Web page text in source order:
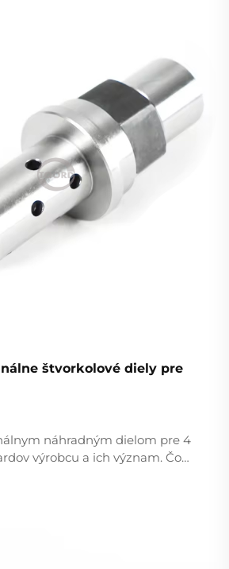
štvorkolové diely pre
náhradným dielom pre 4
výrobcu a ich význam. Čo